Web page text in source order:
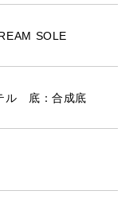
SOLE
ル 底：合成底